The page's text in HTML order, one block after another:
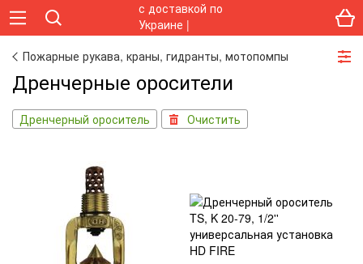
Пожарные рукава, краны, гидранты, мотопомпы
Дренчерные оросители
Дренчерный ороситель Очистить